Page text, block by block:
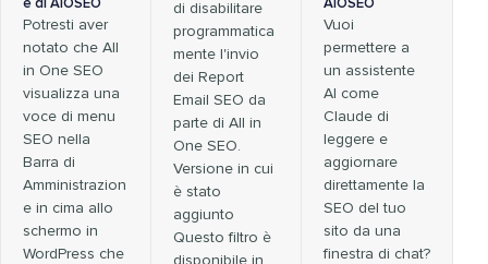
e di AIOSEO
Potresti aver
notato che All
in One SEO
visualizza una
voce di menu
SEO nella
Barra di
Amministrazion
e in cima allo
schermo in
WordPress che
di disabilitare
programmatica
mente l'invio
dei Report
Email SEO da
parte di All in
One SEO.
Versione in cui
è stato
aggiunto
Questo filtro è
disponibile in
AIOSEO
Vuoi
permettere a
un assistente
AI come
Claude di
leggere e
aggiornare
direttamente la
SEO del tuo
sito da una
finestra di chat?